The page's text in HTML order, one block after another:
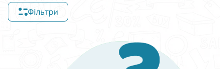
Фільтри